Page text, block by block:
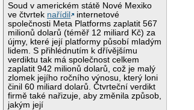
Soud v americkém státě Nové Mexiko
ve čtvrtek nařídil
internetové
společnosti Meta Platforms zaplatit 567
milionů dolarů (téměř 12 miliard Kč) za
újmy, které její platformy působí mladým
lidem. S přihlédnutím k dřívějšímu
verdiktu tak má společnost celkem
zaplatit 942 milionů dolarů, což je malý
zlomek jejího ročního výnosu, který loni
činil 60 miliard dolarů. Čtvrteční verdikt
firmě také nařizuje, aby změnila způsob,
jakým její